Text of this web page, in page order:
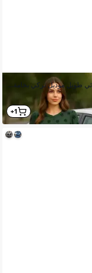
فستان نسائي طويل موديل تركي بخامة ممتازة مع تفاصيل مبتكرة
1+